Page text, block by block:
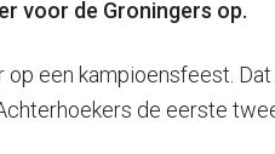
voor de Groningers op.
een kampioensfeest.
de eerste